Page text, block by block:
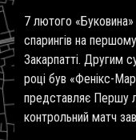
7 лютого
спарингів на
Закарпатті. Другим
році був «Фенікс-
представляє Першу
контрольний матч